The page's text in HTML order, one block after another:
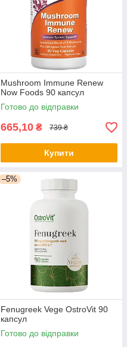
Mushroom Immune Renew
Now Foods 90 капсул
Готово до відправки
665,10 ₴ 739 ₴
Купити
–5%
Fenugreek Vege OstroVit 90
капсул
Готово до відправки